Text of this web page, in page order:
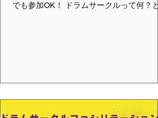
でも参加OK！ ドラムサークルって何？と
１回目：１０：３０－１１：３０ ２回目
１３：３０－１４：３０ ※１６：３０